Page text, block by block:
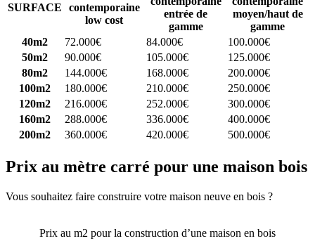
SURFACE
contemporaine
low cost
entrée de
gamme
moyen/haut de
gamme
40m2
72.000€ 84.000€
100.000€
50m2
90.000€ 105.000€
125.000€
80m2
144.000€ 168.000€
200.000€
100m2
180.000€ 210.000€
250.000€
120m2
216.000€ 252.000€
300.000€
160m2
288.000€ 336.000€
400.000€
200m2
360.000€ 420.000€ 500.000€
Prix au mètre carré pour une maison bois
Vous souhaitez faire construire votre maison neuve en bois ?
Prix au m2 pour la construction d’une maison en bois